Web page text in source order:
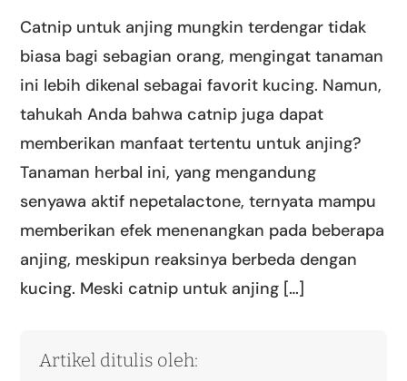
Catnip untuk anjing mungkin terdengar tidak
biasa bagi sebagian orang, mengingat tanaman
ini lebih dikenal sebagai favorit kucing. Namun,
tahukah Anda bahwa catnip juga dapat
memberikan manfaat tertentu untuk anjing?
Tanaman herbal ini, yang mengandung
senyawa aktif nepetalactone, ternyata mampu
memberikan efek menenangkan pada beberapa
anjing, meskipun reaksinya berbeda dengan
kucing. Meski catnip untuk anjing […]
Artikel ditulis oleh: